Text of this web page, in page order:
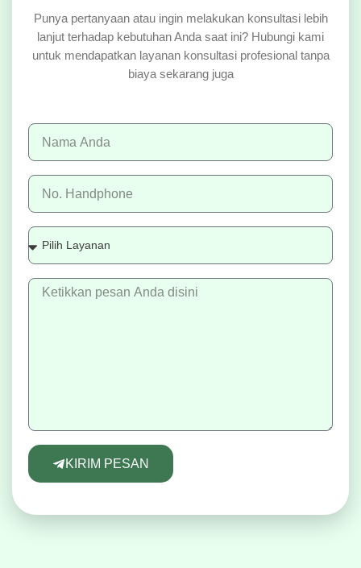
KIRIM PESAN
Punya pertanyaan atau ingin melakukan konsultasi lebih
lanjut terhadap kebutuhan Anda saat ini? Hubungi kami
untuk mendapatkan layanan konsultasi profesional tanpa
biaya sekarang juga